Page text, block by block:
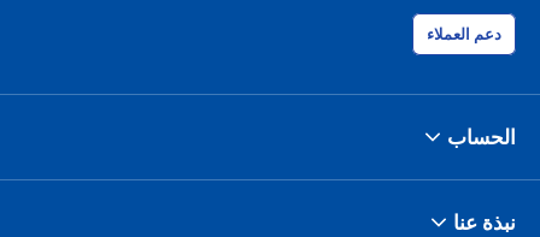
دعم العملاء
الحساب
نبذة عنا